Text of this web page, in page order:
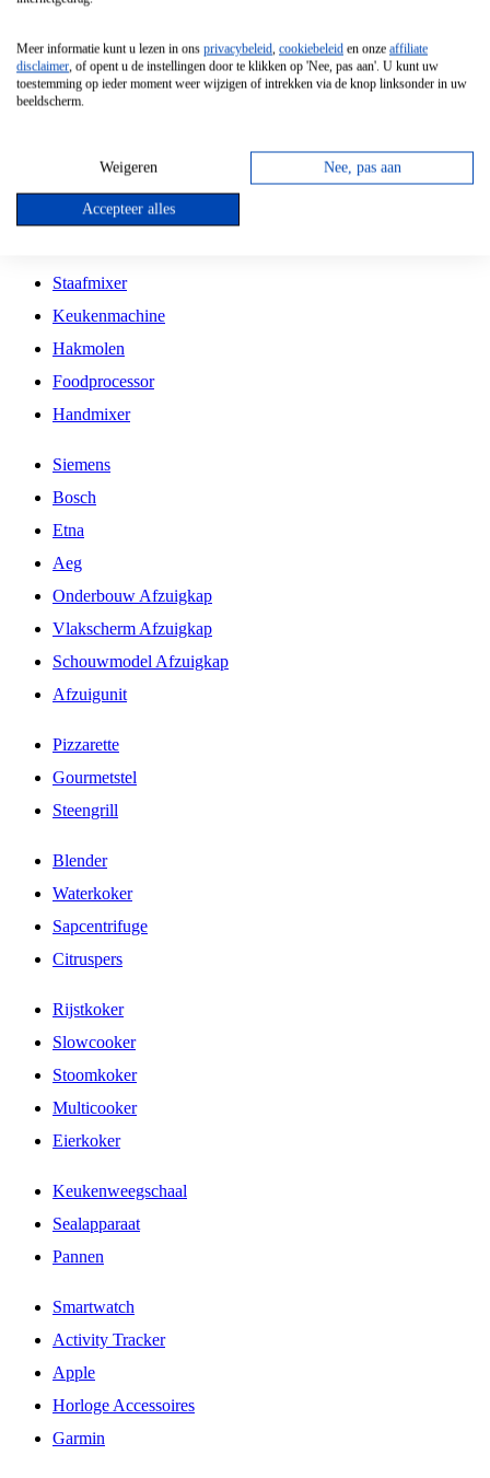
Vrijstaande Magnetron
Vrijstaande Kookplaat
Inbouw Gaskookplaat
Inbouw Keramische Kookplaat
Kookplaat Accessoires
Staafmixer
Keukenmachine
Hakmolen
Foodprocessor
Handmixer
Siemens
Bosch
Etna
Aeg
Onderbouw Afzuigkap
Vlakscherm Afzuigkap
Schouwmodel Afzuigkap
Afzuigunit
Pizzarette
Gourmetstel
Steengrill
Blender
Waterkoker
Sapcentrifuge
Citruspers
Rijstkoker
Slowcooker
Stoomkoker
Multicooker
Eierkoker
Keukenweegschaal
Sealapparaat
Pannen
Smartwatch
Activity Tracker
Apple
Horloge Accessoires
Garmin
Meer informatie kunt u lezen in ons privacybeleid, cookiebeleid en onze affiliate
disclaimer, of opent u de instellingen door te klikken op 'Nee, pas aan'. U kunt uw
toestemming op ieder moment weer wijzigen of intrekken via de knop linksonder in uw
beeldscherm.
Weigeren Nee, pas aan
Accepteer alles